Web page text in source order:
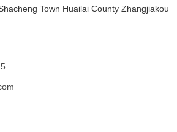
Town Huailai County Zhangjiakou